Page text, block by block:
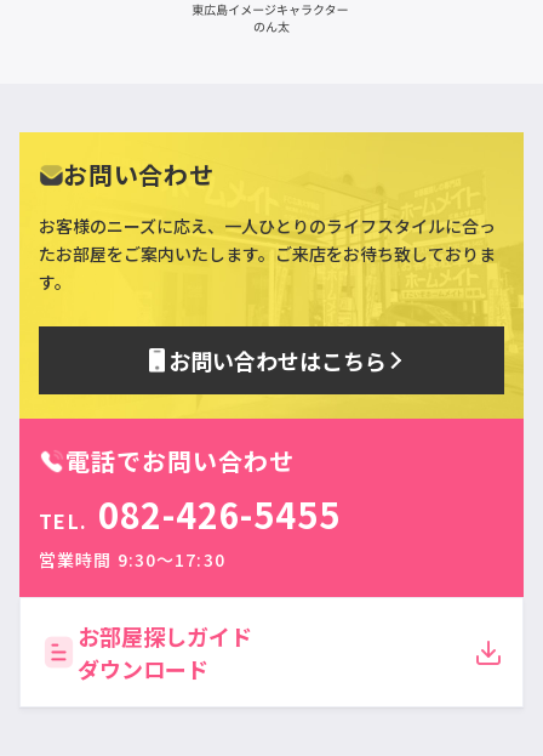
お問い合わせ
お客様のニーズに応え、一人ひとりのライフスタイルに合っ
たお部屋をご案内いたします。ご来店をお待ち致しておりま
す。
お問い合わせはこちら
電話でお問い合わせ
TEL. 082-426-5455
営業時間 9:30〜17:30
お部屋探しガイド
ダウンロード